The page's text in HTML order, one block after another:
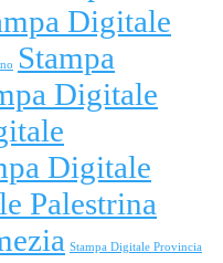
Digitale
Stampa
Digitale
Digitale
Palestrina
Stampa Digitale Provincia